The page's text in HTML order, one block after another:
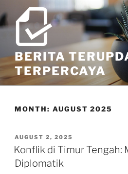
to
content
BERITA
TERPERCAYA
MONTH: AUGUST 2025
POSTED
ON
AUGUST 2, 2025
Konflik di Timur Tengah:
Diplomatik